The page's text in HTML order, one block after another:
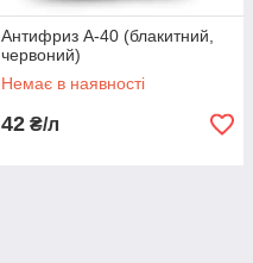
Антифриз А-40 (блакитний,
червоний)
Немає в наявності
42 ₴/л